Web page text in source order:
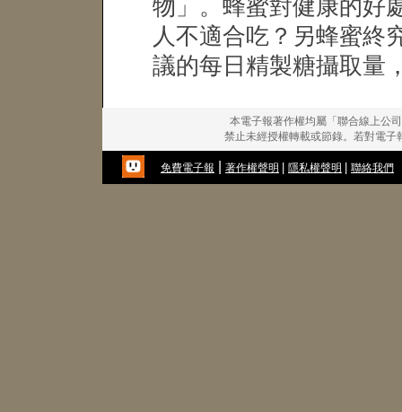
物」。蜂蜜對健康的好
人不適合吃？另蜂蜜終
議的每日精製糖攝取量
本電子報著作權均屬「聯合線上公
禁止未經授權轉載或節錄。若對電
免費電子報 著作權聲明 隱私權聲明 聯絡我們